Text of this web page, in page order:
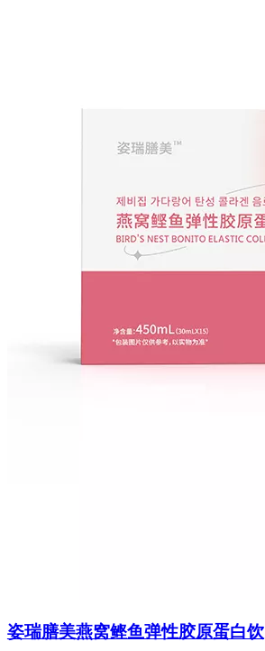
姿瑞膳美燕窝鲣鱼弹性胶原蛋白饮